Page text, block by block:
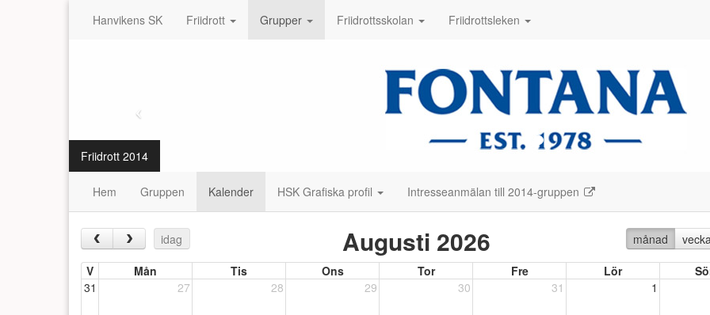
Hanvikens SK Friidrott Grupper Friidrottsskolan Friidrottsleken
Friidrott 2014
Hem Gruppen Kalender HSK Grafiska profil Intresseanmälan till 2014-gruppen
‹ › idag Augusti 2026 månad
V Mån Tis Ons Tor Fre Lör
31
27 28 29 30 31 1